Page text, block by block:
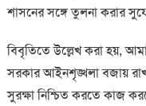
শাসনের সঙ্গে তুলনা করার
বিবৃতিতে উল্লেখ করা হয়,
সরকার আইনশৃঙ্খলা বজায়
সুরক্ষা নিশ্চিত করতে কাজ